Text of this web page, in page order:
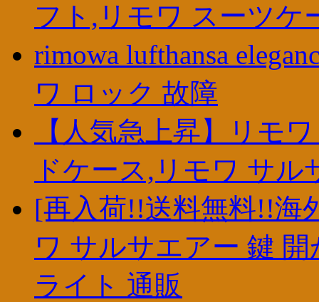
フト,リモワ スーツケ
rimowa lufthansa
ワ ロック 故障
【人気急上昇】リモ
ドケース,リモワ サル
[再入荷!!送料無料!!海
ワ サルサエアー 鍵
ライト 通販